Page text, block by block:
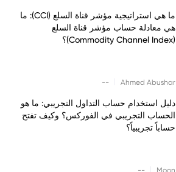
ما هي استراتيجية مؤشر قناة السلع (CCI): ما
هي معادلة حساب مؤشر قناة السلع
(Commodity Channel Index)؟
Ahmed Abushar
--
دليل استخدام حساب التداول التجريبي: ما هو
الحساب التجريبي في الفوركس؟ وكيف تفتح
حساباً تجريبياً؟
Moon
--